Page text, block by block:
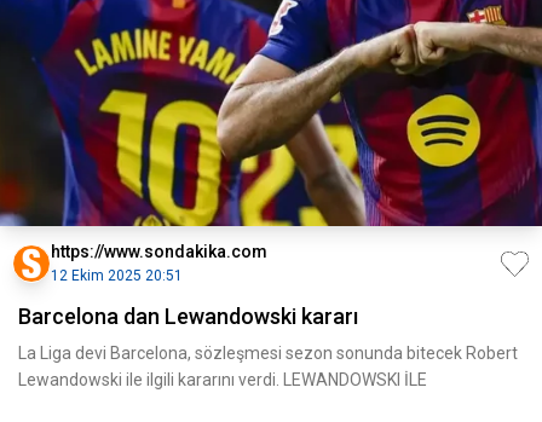
https://www.sondakika.com
12 Ekim 2025 20:51
Barcelona dan Lewandowski kararı
La Liga devi Barcelona, sözleşmesi sezon sonunda bitecek Robert
Lewandowski ile ilgili kararını verdi. LEWANDOWSKI İLE